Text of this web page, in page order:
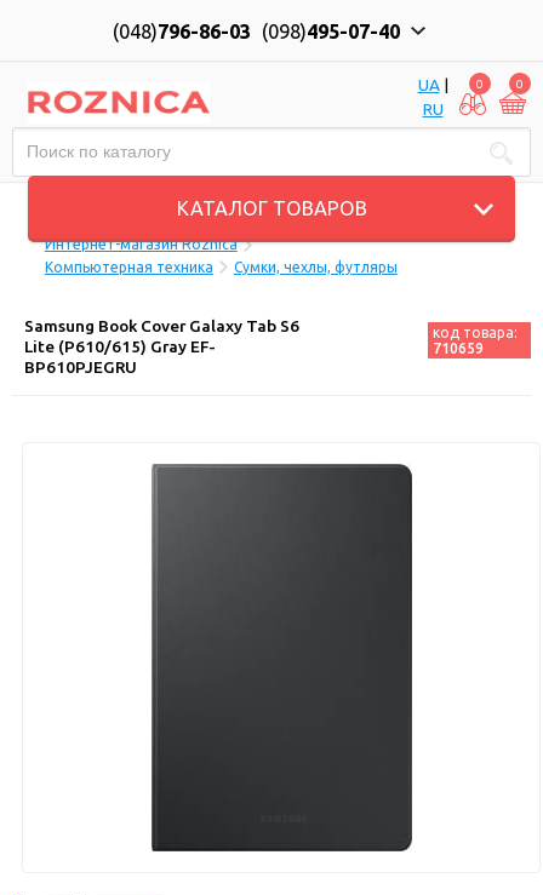
(048)796-86-03 (098)495-07-40
UA|
RU
0 0
КАТАЛОГ ТОВАРОВ
Интернет-магазин Roznica
Компьютерная техника
Сумки, чехлы, футляры
Samsung Book Cover Galaxy Tab S6
Lite (P610/615) Gray EF-
BP610PJEGRU
код товара:
710659